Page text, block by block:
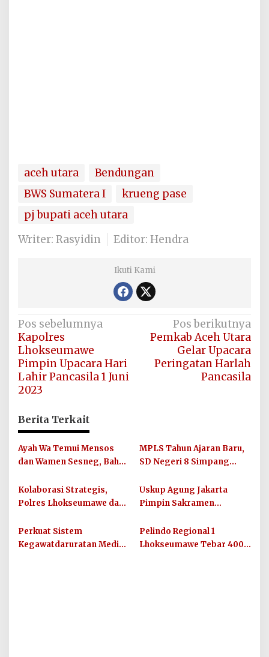
aceh utara
Bendungan
BWS Sumatera I
krueng pase
pj bupati aceh utara
Writer: Rasyidin
Editor: Hendra
Ikuti Kami
Navigasi
pos
Pos sebelumnya
Kapolres
Lhokseumawe
Pimpin Upacara Hari
Lahir Pancasila 1 Juni
2023
Pos berikutnya
Pemkab Aceh Utara
Gelar Upacara
Peringatan Harlah
Pancasila
Berita Terkait
Ayah Wa Temui Mensos
dan Wamen Sesneg, Bahas
Dana Direktif Presiden
MPLS Tahun Ajaran Baru,
SD Negeri 8 Simpang
Sekolah Berkualitas dan
Berkarakter
Kolaborasi Strategis,
Polres Lhokseumawe dan
Layanan Publik
Berkualitas
Uskup Agung Jakarta
Pimpin Sakramen
Raditya dan Klara Fidelia
Perkuat Sistem
Kegawatdaruratan Medis,
Pelindo Regional 1
Lhokseumawe Tebar 400